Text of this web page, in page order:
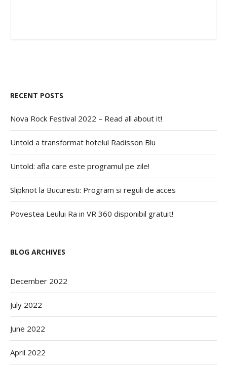
RECENT POSTS
Nova Rock Festival 2022 – Read all about it!
Untold a transformat hotelul Radisson Blu
Untold: afla care este programul pe zile!
Slipknot la Bucuresti: Program si reguli de acces
Povestea Leului Ra in VR 360 disponibil gratuit!
BLOG ARCHIVES
December 2022
July 2022
June 2022
April 2022